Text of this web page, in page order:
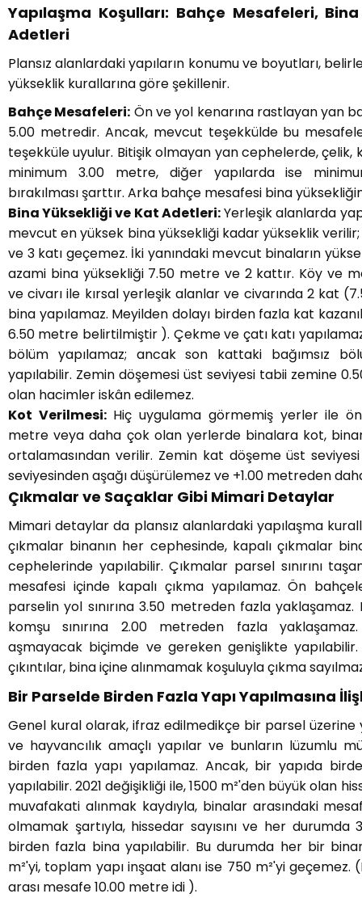
Yapılaşma Koşulları: Bahçe Mesafeleri,
Adetleri
Plansız alanlardaki yapıların konumu ve boyutları,
yükseklik kurallarına göre şekillenir.
Bahçe Mesafeleri: Ön ve yol kenarına rastlayan yan
5.00 metredir. Ancak, mevcut teşekkülde bu
teşekküle uyulur. Bitişik olmayan yan cephelerde, çelik,
minimum 3.00 metre, diğer yapılarda ise
bırakılması şarttır. Arka bahçe mesafesi bina
Bina Yüksekliği ve Kat Adetleri:Yerleşik alanlarda
mevcut en yüksek bina yüksekliği kadar yükseklik
ve 3 katı geçemez. İki yanındaki mevcut binaların
azami bina yüksekliği 7.50 metre ve 2 kattır. Köy ve
ve civarı ile kırsal yerleşik alanlar ve civarında 2 kat
bina yapılamaz. Meyilden dolayı birden fazla kat
6.50 metre belirtilmiştir ). Çekme ve çatı katı
bölüm yapılamaz; ancak son kattaki bağımsız
yapılabilir. Zemin döşemesi üst seviyesi tabii zemine
olan hacimler iskân edilemez.
Kot Verilmesi:Hiç uygulama görmemiş yerler ile
metre veya daha çok olan yerlerde binalara kot,
ortalamasından verilir. Zemin kat döşeme üst
seviyesinden aşağı düşürülemez ve +1.00 metreden
Çıkmalar ve Saçaklar Gibi Mimari Detaylar
Mimari detaylar da plansız alanlardaki yapılaşma
çıkmalar binanın her cephesinde, kapalı çıkmalar
cephelerinde yapılabilir. Çıkmalar parsel sınırını
mesafesi içinde kapalı çıkma yapılamaz. Ön
parselin yol sınırına 3.50 metreden fazla
komşu sınırına 2.00 metreden fazla
aşmayacak biçimde ve gereken genişlikte
çıkıntılar, bina içine alınmamak koşuluyla çıkma
Bir Parselde Birden Fazla Yapı Yapılmasına
Genel kural olarak, ifraz edilmedikçe bir parsel üzerine
ve hayvancılık amaçlı yapılar ve bunların lüzumlu
birden fazla yapı yapılamaz. Ancak, bir yapıda
yapılabilir. 2021 değişikliği ile, 1500 m²'den büyük olan
muvafakati alınmak kaydıyla, binalar arasındaki
olmamak şartıyla, hissedar sayısını ve her
birden fazla bina yapılabilir. Bu durumda her bir
m²'yi, toplam yapı inşaat alanı ise 750 m²'yi
arası mesafe 10.00 metre idi ).